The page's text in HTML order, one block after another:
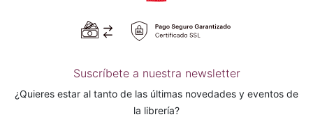
Suscríbete a nuestra newsletter
¿Quieres estar al tanto de las últimas novedades y eventos de
la librería?